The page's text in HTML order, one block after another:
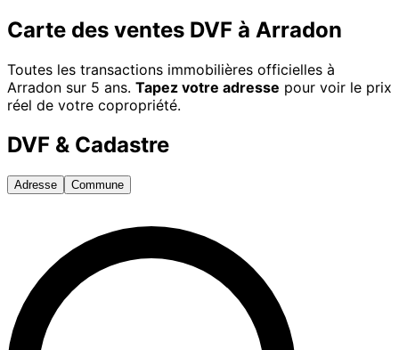
Carte des ventes DVF à Arradon
Toutes les transactions immobilières officielles à
Arradon sur 5 ans. Tapez votre adresse pour voir le prix
réel de votre copropriété.
DVF & Cadastre
Adresse Commune